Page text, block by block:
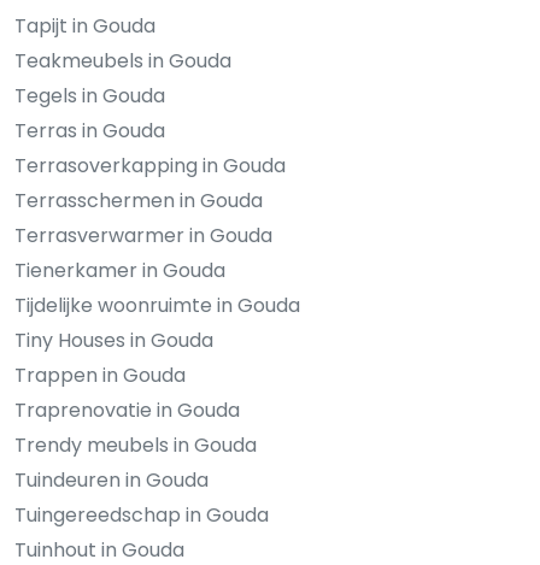
Tapijt in Gouda
Teakmeubels in Gouda
Tegels in Gouda
Terras in Gouda
Terrasoverkapping in Gouda
Terrasschermen in Gouda
Terrasverwarmer in Gouda
Tienerkamer in Gouda
Tijdelijke woonruimte in Gouda
Tiny Houses in Gouda
Trappen in Gouda
Traprenovatie in Gouda
Trendy meubels in Gouda
Tuindeuren in Gouda
Tuingereedschap in Gouda
Tuinhout in Gouda